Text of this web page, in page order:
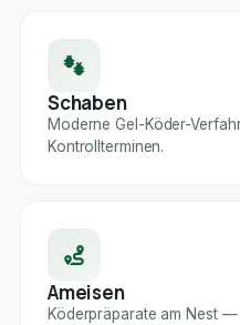
Schaben
Moderne Gel-Köder-
Kontrollterminen.
Ameisen
Köderpräparate am Nest